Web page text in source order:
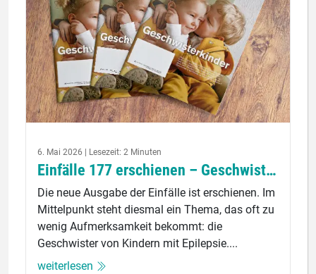
6. Mai 2026 | Lesezeit: 2 Minuten
Einfälle 177 erschienen – Geschwister im Blickpunkt
Die neue Ausgabe der Einfälle ist erschienen. Im
Mittelpunkt steht diesmal ein Thema, das oft zu
wenig Aufmerksamkeit bekommt: die
Geschwister von Kindern mit Epilepsie....
weiterlesen